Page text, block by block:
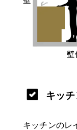
キッ
キッチンのレ